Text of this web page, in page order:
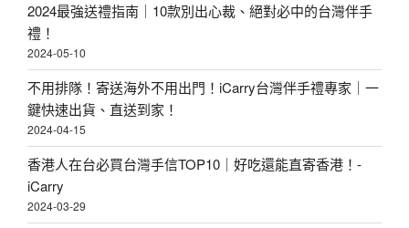
2024最強送禮指南｜10款別出心裁、絕對必中的台灣伴手
禮！
2024-05-10
不用排隊！寄送海外不用出門！iCarry台灣伴手禮專家｜一
鍵快速出貨、直送到家！
2024-04-15
香港人在台必買台灣手信TOP10｜好吃還能直寄香港！-
iCarry
2024-03-29